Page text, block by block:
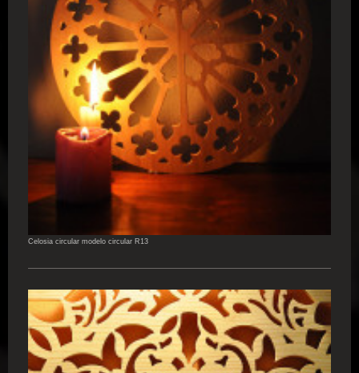
Celosia circular modelo circular R13